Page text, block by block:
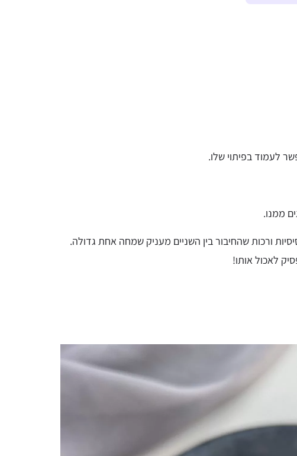
לעמוד בפיתוי שלו.
ממנו.
ורכות שהחיבור בין השניים מעניק שמחה אחת גדולה.
לאכול אותו!